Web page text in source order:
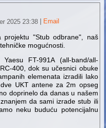
2025 23:38 Email
projektu "Stub odbrane", naš
mogućnosti.
FT-991A (all-band/all-
400, dok su učesnici obuke
elemenata izradili lako
UKT antene za 2m opseg
doprinelo da danas u našem
da sami izrade stub ili
neku buduću potencijalnu